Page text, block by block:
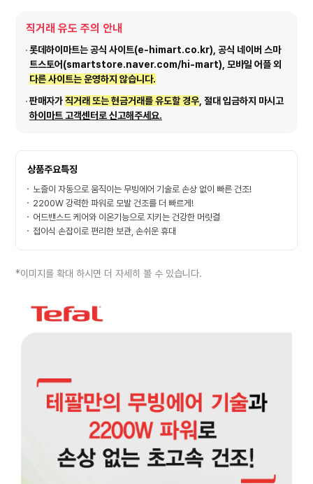
직거래 유도 주의 안내
롯데하이마트는 공식 사이트(e-himart.co.kr), 공식 네이버 스마
트스토어(smartstore.naver.com/hi-mart), 모바일 어플 외
다른 사이트는 운영하지 않습니다.
판매자가직거래 또는 현금거래를 유도할 경우 , 절대 입금하지 마시고
하이마트 고객센터로 신고해주세요.
상품주요특징
노즐이 자동으로 움직이는 무빙에어 기술로 손상 없이 빠른 건조!
2200W 강력한 파워로 모발 건조를 더 빠르게!
어드밴스드 케어와 이온기능으로 지키는 건강한 머릿결
접이식 손잡이로 편리한 보관, 손쉬운 휴대
*이미지를 확대 하시면 더 자세히 볼 수 있습니다.